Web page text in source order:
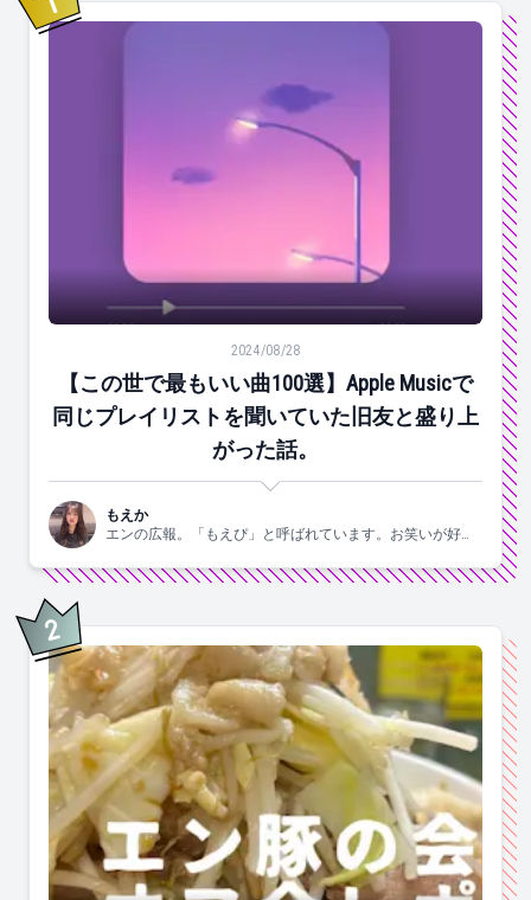
1位
【この世で最もいい曲100選】Apple Musicで同じプレ
2024/08/28
【この世で最もいい曲100選】Apple Musicで
同じプレイリストを聞いていた旧友と盛り上
がった話。
もえか
エンの広報。「もえぴ」と呼ばれています。お笑いが好
2位